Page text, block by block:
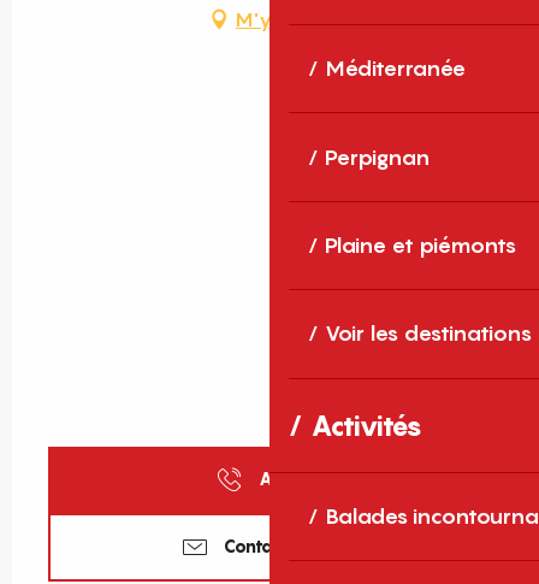
Méditerranée
Perpignan
Plaine et piémonts
Voir les destinations
Activités
Balades
M'y rendre
Appeler
Contactez-nous